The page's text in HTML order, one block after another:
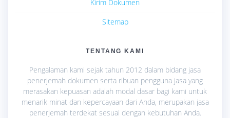
Kirim Dokumen
Sitemap
TENTANG KAMI
Pengalaman kami sejak tahun 2012 dalam bidang jasa
penerjemah dokumen serta ribuan pengguna jasa yang
merasakan kepuasan adalah modal dasar bagi kami untuk
menarik minat dan kepercayaan dari Anda, merupakan jasa
penerjemah terdekat sesuai dengan kebutuhan Anda.